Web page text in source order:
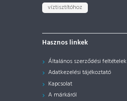
víztisztítóhoz
Hasznos linkek
Általános szerződési feltételek
Adatkezelési tájékoztató
Kapcsolat
A márkáról